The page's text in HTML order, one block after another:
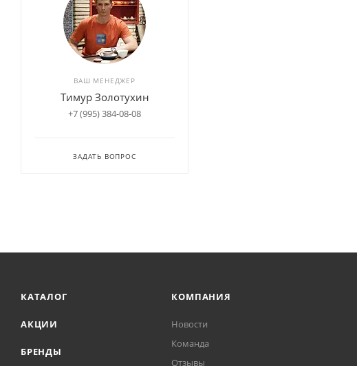
ВАШ МЕНЕДЖЕР
Тимур Золотухин
+7 (995) 384-08-08
ЗАДАТЬ ВОПРОС
КАТАЛОГ
АКЦИИ
БРЕНДЫ
КОМПАНИЯ
Новости
Команда
Отзывы